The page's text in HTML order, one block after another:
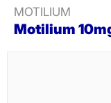
MOTILIUM
Motilium